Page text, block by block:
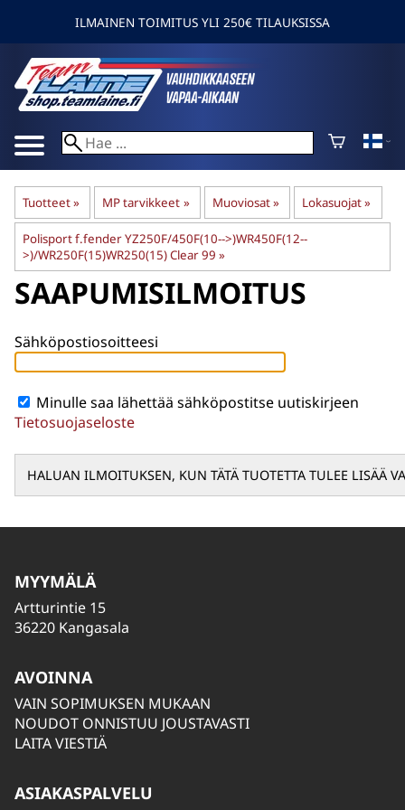
ILMAINEN TOIMITUS YLI 250€ TILAUKSISSA
Tuotteet‪» MP tarvikkeet ‪» Muoviosat‪» Lokasuojat‪»
Polisport f.fender YZ250F/450F(10-->)WR450F(12--
>)/WR250F(15)WR250(15) Clear 99 ‪»
SAAPUMISILMOITUS
Sähköpostiosoitteesi
Minulle saa lähettää sähköpostitse uutiskirjeen
Tietosuojaseloste
MYYMÄLÄ
Artturintie 15
36220 Kangasala
AVOINNA
VAIN SOPIMUKSEN MUKAAN
NOUDOT ONNISTUU JOUSTAVASTI
LAITA VIESTIÄ
ASIAKASPALVELU